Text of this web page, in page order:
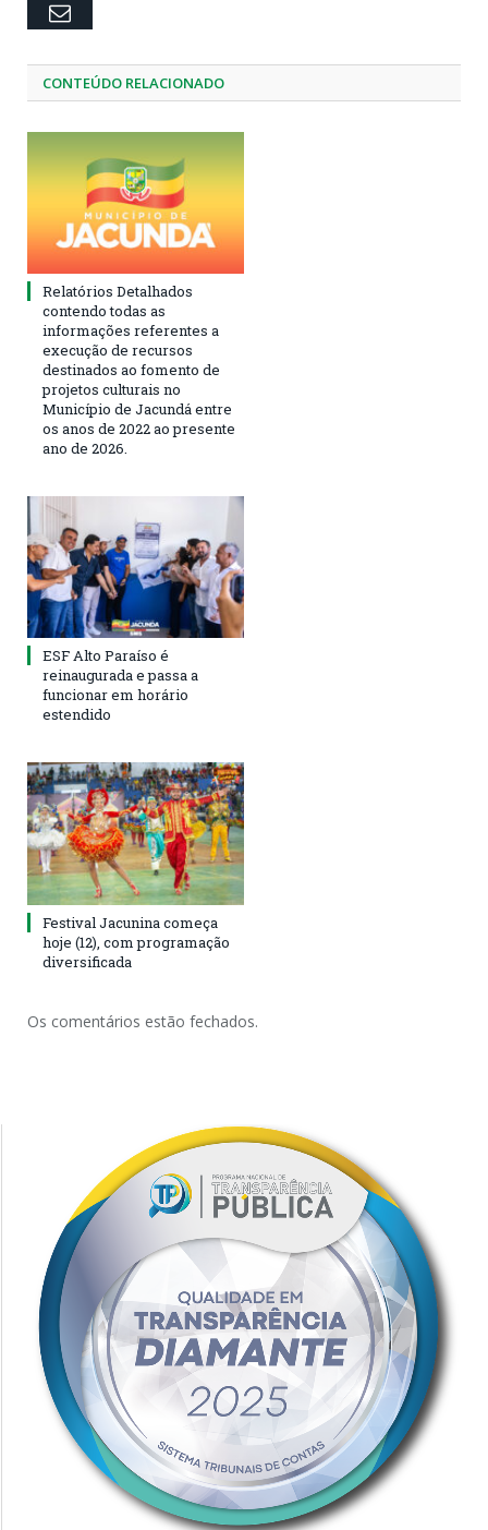
Email
CONTEÚDO RELACIONADO
Relatórios Detalhados
contendo todas as
informações referentes a
execução de recursos
destinados ao fomento de
projetos culturais no
Município de Jacundá entre
os anos de 2022 ao presente
ano de 2026.
ESF Alto Paraíso é
reinaugurada e passa a
funcionar em horário
estendido
Festival Jacunina começa
hoje (12), com programação
diversificada
Os comentários estão fechados.